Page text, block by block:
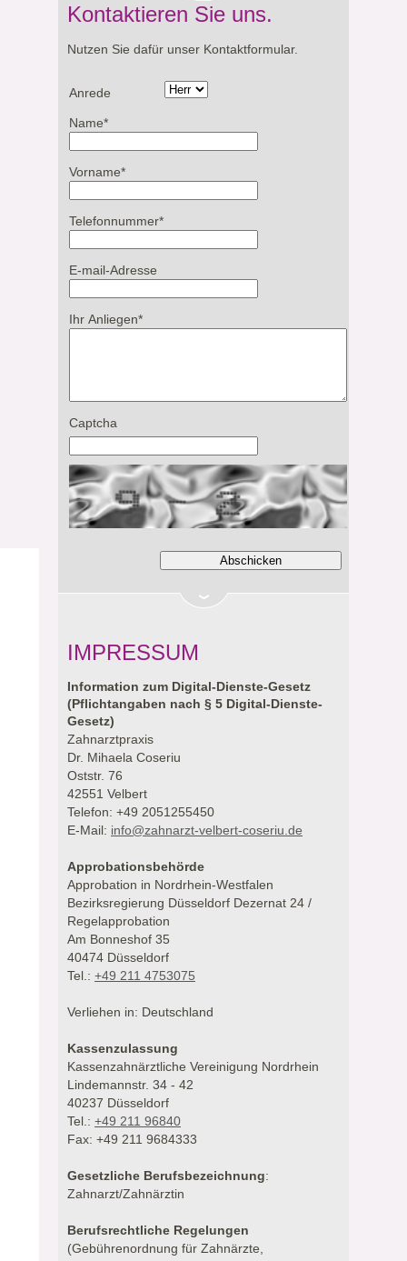
Kontaktieren Sie uns.
Nutzen Sie dafür unser Kontaktformular.
Anrede
Name*
Vorname*
Telefonnummer*
E-mail-Adresse
Ihr Anliegen*
Captcha
IMPRESSUM
Information zum Digital-Dienste-Gesetz
(Pflichtangaben nach § 5 Digital-Dienste-
Gesetz)
Zahnarztpraxis
Dr. Mihaela Coseriu
Oststr. 76
42551 Velbert
Telefon: +49 2051255450
E-Mail: info@zahnarzt-velbert-coseriu.de
Approbationsbehörde
Approbation in Nordrhein-Westfalen
Bezirksregierung Düsseldorf Dezernat 24 /
Regelapprobation
Am Bonneshof 35
40474 Düsseldorf
Tel.: +49 211 4753075
Verliehen in: Deutschland
Kassenzulassung
Kassenzahnärztliche Vereinigung Nordrhein
Lindemannstr. 34 - 42
40237 Düsseldorf
Tel.: +49 211 96840
Fax: +49 211 9684333
Gesetzliche Berufsbezeichnung:
Zahnarzt/Zahnärztin
Berufsrechtliche Regelungen
(Gebührenordnung für Zahnärzte,